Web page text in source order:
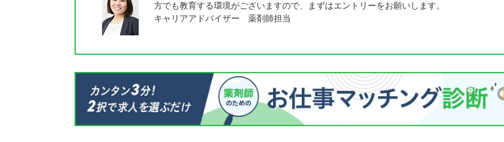
方でも教育する環境がございますので、まずはエントリーをお願いします。
キャリアアドバイザー 薬剤師担当